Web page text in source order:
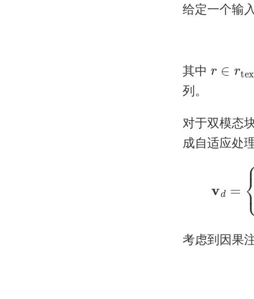
给定一个输入
其中
列。
对于双模态
成自适应处
考虑到因果